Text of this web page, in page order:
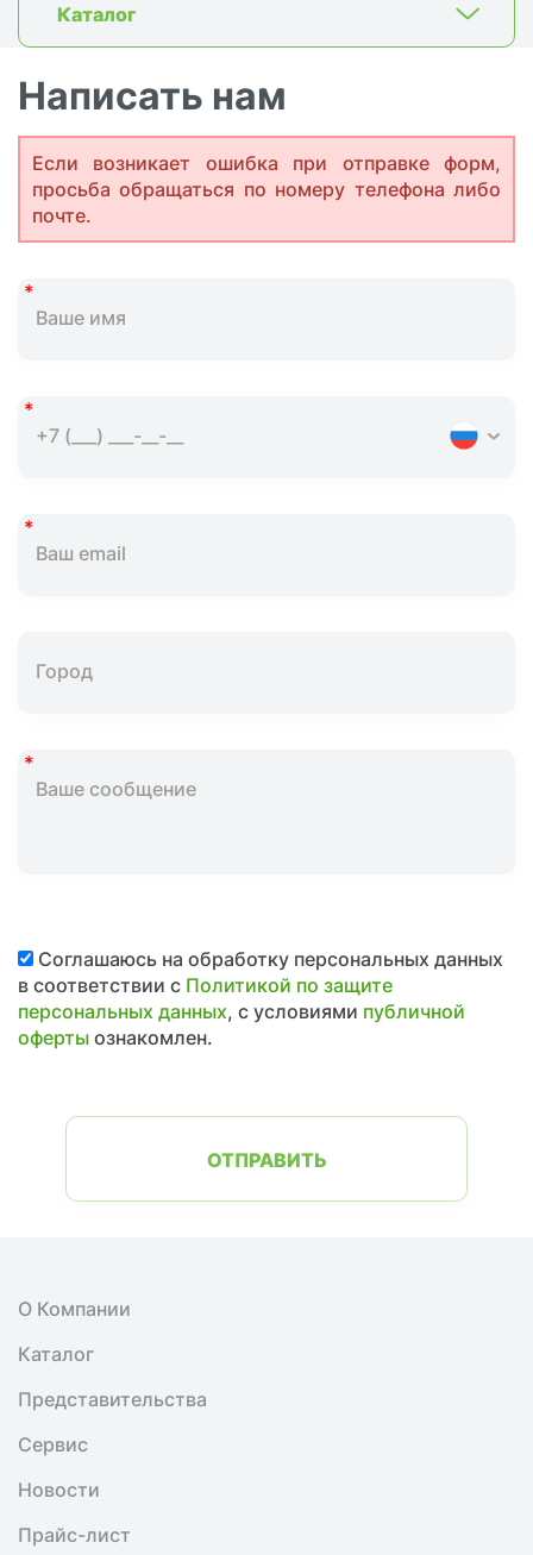
Каталог
Написать нам
Если возникает ошибка при отправке форм,
просьба обращаться по номеру телефона либо
почте.
Соглашаюсь на обработку персональных данных
в соответствии с Политикой по защите
персональных данных, с условиями публичной
офертыознакомлен.
ОТПРАВИТЬ
О Компании
Каталог
Представительства
Сервис
Новости
Прайс-лист